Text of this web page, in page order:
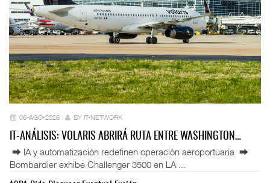
06-AGO-2026 BY IT-NETWORK
IT-ANÁLISIS: VOLARIS ABRIRÁ RUTA ENTRE WASHINGTON…
⮕ IA y automatización redefinen operación aeroportuaria ⮕
Bombardier exhibe Challenger 3500 en LA ...